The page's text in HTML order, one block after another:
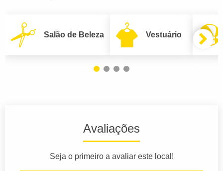
Salão de Beleza Vestuário
Avaliações
Seja o primeiro a avaliar este local!